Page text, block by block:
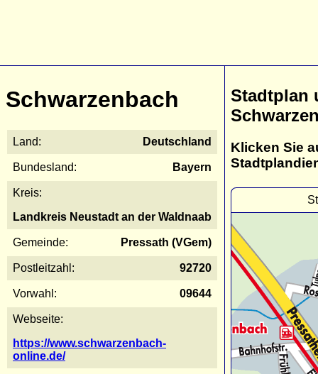
Schwarzenbach
Land: Deutschland
Bundesland: Bayern
Kreis:
Landkreis Neustadt an der Waldnaab
Gemeinde: Pressath (VGem)
Postleitzahl: 92720
Vorwahl: 09644
Webseite:
https://www.schwarzenbach-
online.de/
Stadtplan
Klicken Sie